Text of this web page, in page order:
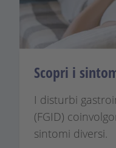
I disturbi
(FGID)
sintomi diversi.
Scopri i